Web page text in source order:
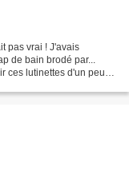
pas vrai ! J'avais
de bain brodé par...
ces lutinettes d'un peu